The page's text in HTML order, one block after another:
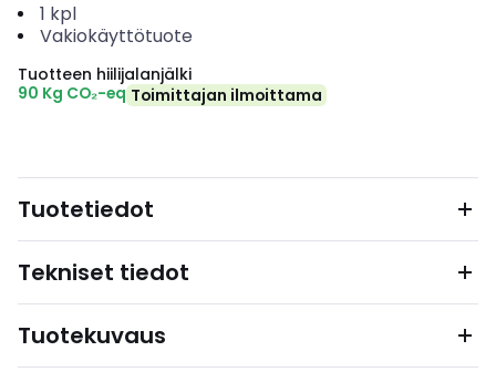
1 kpl
Vakiokäyttötuote
Tuotteen hiilijalanjälki
90 Kg CO₂-eq Toimittajan ilmoittama
Tuotetiedot
Tekniset tiedot
Tuotekuvaus